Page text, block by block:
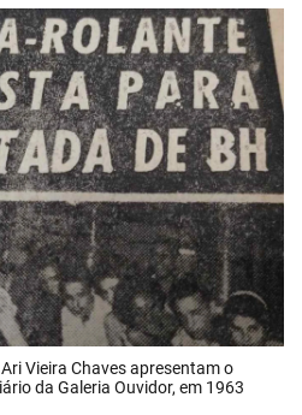
Vieira Chaves apresentam o
da Galeria Ouvidor, em 1963